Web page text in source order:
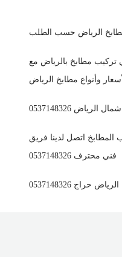
الرياض حسب الطلب
مطابخ بالرياض مع
وأنواع مطابخ الرياض
0537148326
اتصل لدينا فريق
فني محترف 0537148326
حراج 0537148326